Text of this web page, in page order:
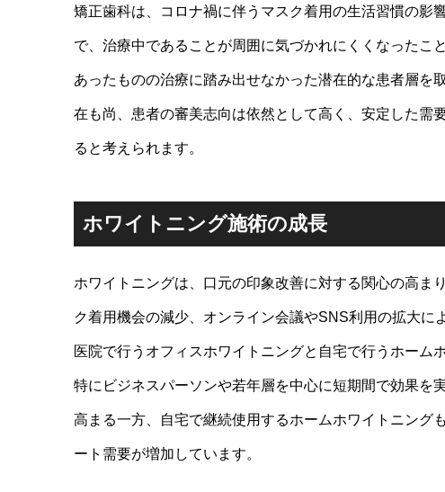
矯正歯科は、コロナ禍に伴うマスク着用の生活習慣の影
で、治療中であることが周囲に気づかれにくくなったこ
あったものの治療に踏み出せなかった潜在的な患者層を
在も尚、患者の審美志向は依然として高く、安定した需
ると考えられます。
ホワイトニング施術の成長
ホワイトニングは、口元の印象改善に対する関心の高ま
ク着用機会の減少、オンライン会議やSNS利用の拡大
医院で行うオフィスホワイトニングと自宅で行うホーム
特にビジネスパーソンや若年層を中心に短期間で効果を
高まる一方、自宅で継続使用するホームホワイトニング
ート需要が増加しています。